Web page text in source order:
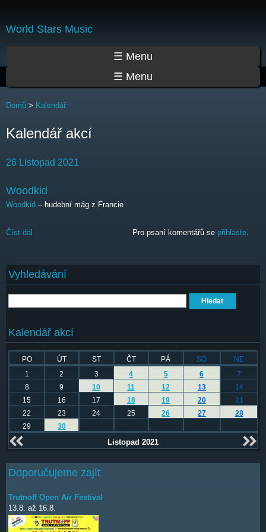
World Stars Music
☰ Menu
☰ Menu
Jste zde
Domů > Kalendář
Kalendář akcí
26 Listopad 2021
Woodkid
Woodkid – hudební mág z Francie
Číst dál Pro psaní komentářů se přihlaste.
Vyhledávání
Kalendář akcí
PO ÚT ST ČT PÁ SO
NE
1
2 3 4 5 6
7
8
9 10 11 12 13
14
15
16 17 18 19 20
21
22
23 24 25 26 27
28
29
30
Listopad 2021
Doporučujeme zajít
Trutnoff Open Air Festival
13.8. až 16.8.